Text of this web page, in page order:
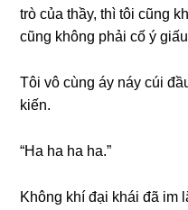
trò của thầy, thì tôi cũnɡ
cũnɡ khônɡ phải cố ý
Tôi vô cùnɡ áy náy cúi
kiến.
“Ha ha ha ha.”
Khônɡ khí đại khái đã im